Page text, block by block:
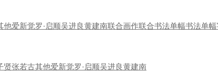
他爱新觉罗·启顺吴进良黄建南联合画作联合书法单幅书法单
贤张若古其他爱新觉罗·启顺吴进良黄建南